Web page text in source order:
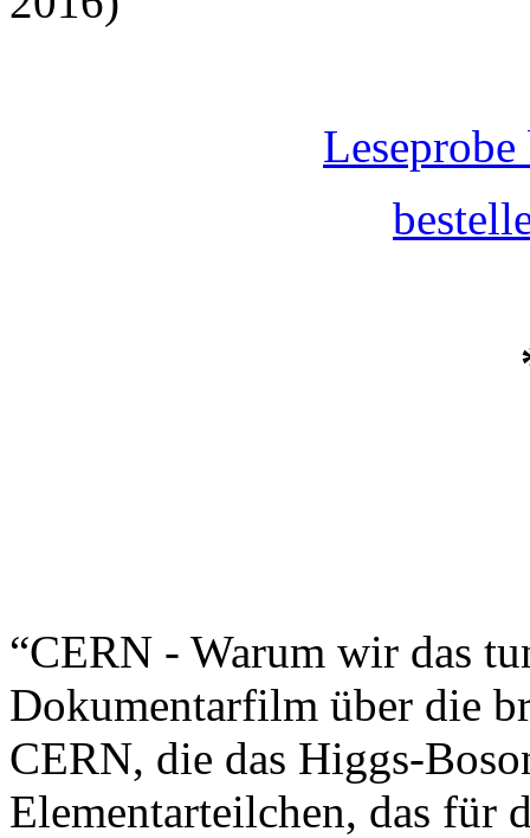
“CERN - Warum wir das
Dokumentarfilm über die
CERN, die das Higgs-
Elementarteilchen, das für